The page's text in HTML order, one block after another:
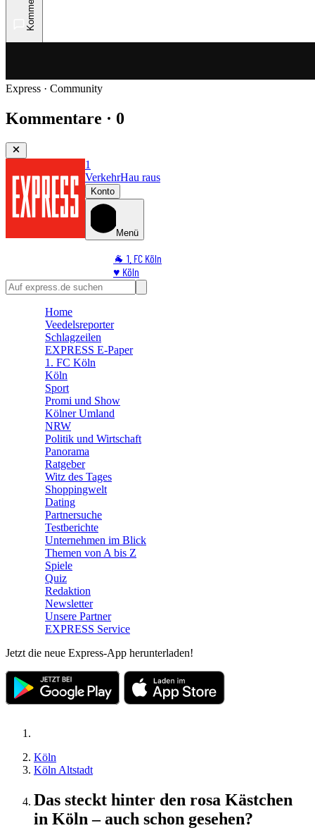
Express · Community
Kommentare · 0
1
VerkehrHau raus
Konto
Menü
🐐 1. FC Köln
♥️ Köln
⭐ Promi
🛒 Shoppingwelt
Home
Veedelsreporter
Schlagzeilen
EXPRESS E-Paper
1. FC Köln
Köln
Sport
Promi und Show
Kölner Umland
NRW
Politik und Wirtschaft
Panorama
Ratgeber
Witz des Tages
Shoppingwelt
Dating
Partnersuche
Testberichte
Unternehmen im Blick
Themen von A bis Z
Spiele
Quiz
Redaktion
Newsletter
Unsere Partner
EXPRESS Service
Jetzt die neue Express-App herunterladen!
Köln
Köln Altstadt
Das steckt hinter den rosa Kästchen
in Köln – auch schon gesehen?